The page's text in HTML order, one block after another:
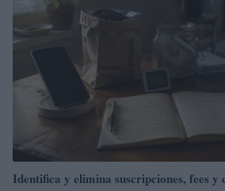
Identifica y elimina suscripciones, fees y